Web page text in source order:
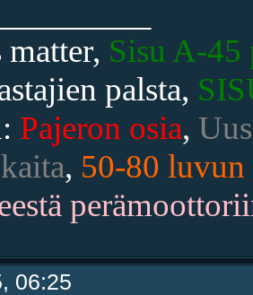
matter, Sisu A-
palsta,
Pajeron osia,
, 50-80 luvun
06:25